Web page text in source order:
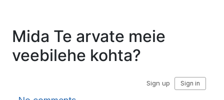
Mida Te arvate meie
veebilehe kohta?